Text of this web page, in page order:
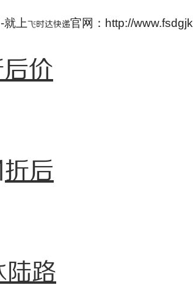
就上飞时达快递官网：http://
价
后
陆路